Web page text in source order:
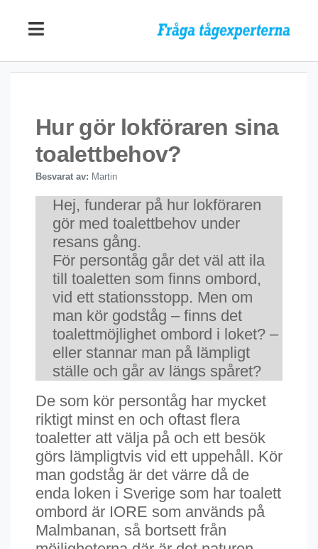
Hur gör lokföraren sina
toalettbehov?
Besvarat av: Martin
Hej, funderar på hur lokföraren
gör med toalettbehov under
resans gång.
För persontåg går det väl att ila
till toaletten som finns ombord,
vid ett stationsstopp. Men om
man kör godståg – finns det
toalettmöjlighet ombord i loket? –
eller stannar man på lämpligt
ställe och går av längs spåret?
De som kör persontåg har mycket
riktigt minst en och oftast flera
toaletter att välja på och ett besök
görs lämpligtvis vid ett uppehåll. Kör
man godståg är det värre då de
enda loken i Sverige som har toalett
ombord är IORE som används på
Malmbanan, så bortsett från